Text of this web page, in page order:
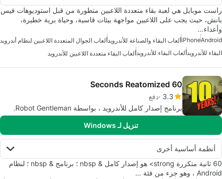
راست موبايل هي لعبة بقاء متعددة اللاعبين متطورة من قبل استوديوهات فيس
بانش، حيث يجب على اللاعبين مواجهة بيئات قاسية، وحياة برية خطيرة،
وأعداء…
Android
iPhoneألعاب البقاء والصناعة للأندرويدألعاب الجوال المتعددة اللاعبين لنظام أندرويد
البقاء للأندرويدألعاب البقاء للأندرويدألعاب البقاء متعددة اللاعبين للأندرويد
60 Seconds Reatomized
3.3 دفع
برنامج إصدار كامل للأندرويد ، بواسطة Robot Gentleman.
تنزيل لـ Windows
أنظمة أساسية أخرى
60 ثانية متكررة strong> هو إصدار كامل & nbsp ؛ برنامج & nbsp ؛ لنظام
Android ، وهو جزء من فئة …